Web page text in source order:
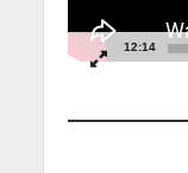
12:14